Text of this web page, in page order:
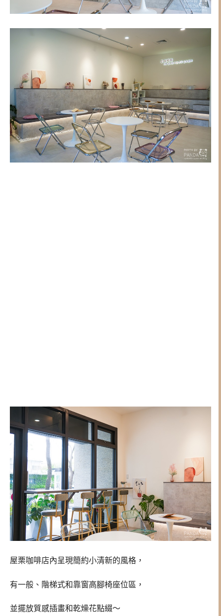
屋栗咖啡店內呈現簡約小清新的風格，
有一般、階梯式和靠窗高腳椅座位區，
並擺放質感插畫和乾燥花點綴～